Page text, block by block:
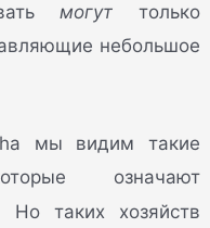
могут только
небольшое
мы видим такие
означают
Но таких хозяйств